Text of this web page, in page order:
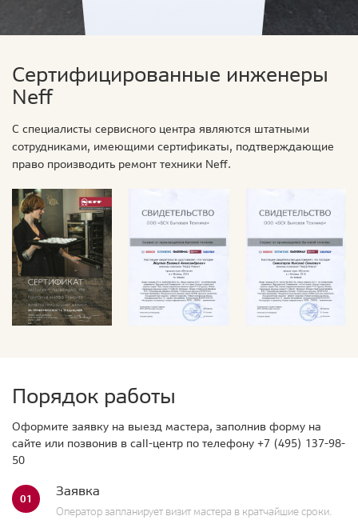
Сертифицированные инженеры
Neff
С специалисты сервисного центра являются штатными
сотрудниками, имеющими сертификаты, подтверждающие
право производить ремонт техники Neff.
Порядок работы
Оформите заявку на выезд мастера, заполнив форму на
сайте или позвонив в call-центр по телефону +7 (495) 137-98-
50
01 Заявка
Оператор запланирует визит мастера в кратчайшие сроки.